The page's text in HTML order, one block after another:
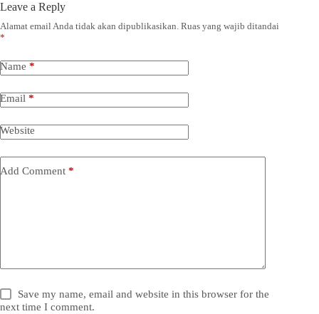
Leave a Reply
Alamat email Anda tidak akan dipublikasikan. Ruas yang wajib ditandai
*
Name *
Email *
Website
Add Comment *
Save my name, email and website in this browser for the
next time I comment.